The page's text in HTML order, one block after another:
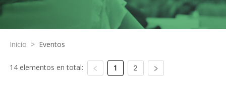
Inicio > Eventos
14 elementos en total: 1 2